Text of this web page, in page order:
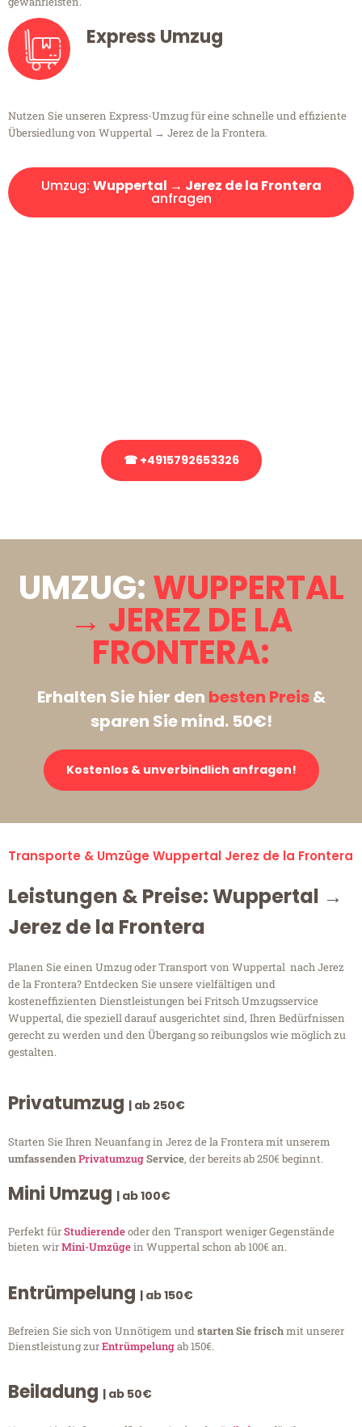
Express Umzug
Nutzen Sie unseren Express-Umzug für eine schnelle und effiziente
Übersiedlung von Wuppertal → Jerez de la Frontera.
Umzug: Wuppertal → Jerez de la Frontera
anfragen
☎ +4915792653326
UMZUG:WUPPERTAL
→ JEREZ DE LA
FRONTERA:
Erhalten Sie hier den besten Preis&
sparen Sie mind. 50€!
Kostenlos & unverbindlich anfragen!
Transporte & Umzüge Wuppertal Jerez de la Frontera
Leistungen & Preise: Wuppertal →
Jerez de la Frontera
Planen Sie einen Umzug oder Transport von Wuppertal nach Jerez
de la Frontera? Entdecken Sie unsere vielfältigen und
kosteneffizienten Dienstleistungen bei Fritsch Umzugsservice
Wuppertal, die speziell darauf ausgerichtet sind, Ihren Bedürfnissen
gerecht zu werden und den Übergang so reibungslos wie möglich zu
gestalten.
Privatumzug | ab 250€
Starten Sie Ihren Neuanfang in Jerez de la Frontera mit unserem
umfassendenPrivatumzugService, der bereits ab 250€ beginnt.
Mini Umzug | ab 100€
Perfekt fürStudierendeoder den Transport weniger Gegenstände
bieten wirMini-Umzügein Wuppertal schon ab 100€ an.
Entrümpelung | ab 150€
Befreien Sie sich von Unnötigem undstarten Sie frischmit unserer
Dienstleistung zurEntrümpelungab 150€.
Beiladung | ab 50€